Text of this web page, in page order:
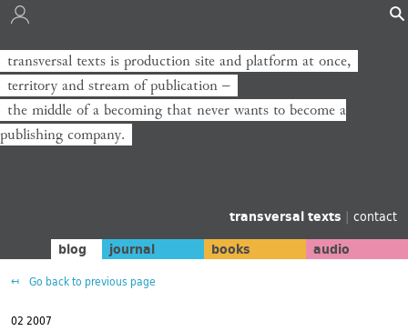
transversal texts is production site and platform at once,
territory and stream of publication −
the middle of a becoming that never wants to become a
publishing company.
transversal texts ist Produktionsort und Plattform zugleich,
Territorium und Strom der Veröffentlichung −
die Mitte eines Werdens, das niemals zum Verlag werden will.
transversal texts | contact
blog journal books audio
Go back to previous page
02 2007